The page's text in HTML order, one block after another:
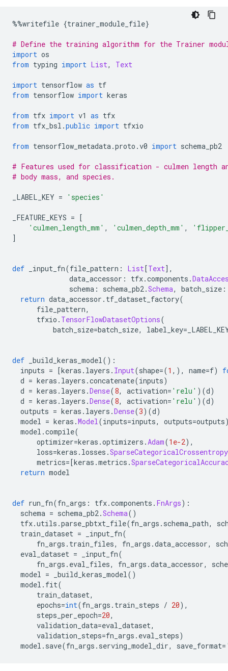
%%writefile {trainer_module_file}
# Define the training algorithm for the Trainer
import os
from typing import List, Text
import tensorflow as tf
from tensorflow import keras
from tfx import v1 as tfx
from tfx_bsl .public import tfxio
from tensorflow_metadata.proto .v0 import schema_pb2
# Features used for classification - culmen length
# body mass, and species.
_LABEL_KEY = 'species'
_FEATURE_KEYS = [
'culmen_length_mm' , 'culmen_depth_mm' ,
]
def _input_fn(file_pattern : List[Text],
data_accessor : tfx.components .
schema : schema_pb2.Schema, batch_size :
return data_accessor . tf_dataset_factory(
file_pattern,
tfxio . TensorFlowDatasetOptions(
batch_size=batch_size, label_key=
def _build_keras_model():
inputs = [keras . layers . Input(shape=(1 ,), name=f)
d = keras . layers .concatenate(inputs)
d = keras . layers .Dense(8, activation= 'relu' )(d)
d = keras . layers .Dense(8, activation= 'relu' )(d)
outputs = keras . layers .Dense(3)(d)
model = keras .Model(inputs=inputs, outputs=outputs
model .compile(
optimizer=keras .optimizers .Adam(1e-2),
loss=keras . losses .SparseCategoricalCrossentropy
metrics=[keras .metrics .
return model
def run_fn(fn_args : tfx.components . FnArgs):
schema = schema_pb2.Schema()
tfx.utils .parse_pbtxt_file(fn_args . schema_path,
train_dataset = _input_fn(
fn_args . train_files, fn_args .data_accessor,
eval_dataset = _input_fn(
fn_args . eval_files, fn_args .data_accessor,
model = _build_keras_model()
model . fit(
train_dataset,
epochs=int(fn_args . train_steps / 20),
steps_per_epoch=20,
validation_data=eval_dataset,
validation_steps=fn_args . eval_steps)
model . save(fn_args . serving_model_dir, save_format=